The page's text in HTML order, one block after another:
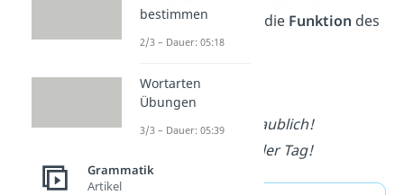
Erkennenalso auf die Funktion des
Satzes achten.
Beispiele:
Dasistja unglaublich!
Was für ein toller Tag!
bestimmen
2/3 – Dauer: 05:18
Wortarten
Übungen
3/3 – Dauer: 05:39
Grammatik
Artikel